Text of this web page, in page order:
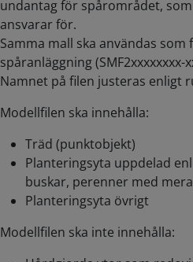
undantag för spårområdet,
ansvarar för.
Samma mall ska användas
spåranläggning
Namnet på filen justeras enligt
Modellfilen ska innehålla:
Träd (punktobjekt)
Planteringsyta uppdelad
buskar, perenner med
Planteringsyta övrigt
Modellfilen ska inte innehålla: